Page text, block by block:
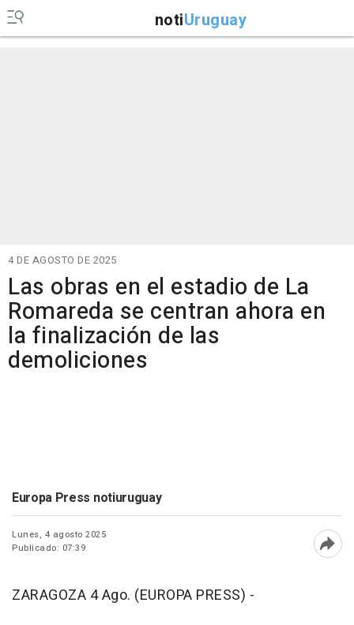
notiUruguay
4 DE AGOSTO DE 2025
Las obras en el estadio de La
Romareda se centran ahora en
la finalización de las
demoliciones
Europa Press notiuruguay
Lunes, 4 agosto 2025
Publicado: 07:39
ZARAGOZA 4 Ago. (EUROPA PRESS) -